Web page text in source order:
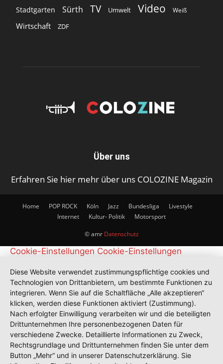
Stadtgarten Sürth TV Umwelt Video Weiß
Wirtschaft ZDF
Über uns
Erfahren Sie hier mehr über uns COLOZINE Magazin
Home POP ROCK Köln Jazz Bundesliga
Livestyle
Internet
Kultur- Politik Motorsport
© amr Datenschutz
Cookie-Einstellungen Cookie-Einstellungen
Diese Website verwendet zustimmungspflichtige cookies und
Technologien von Drittanbietern, um bestimmte Funktionen zu
integrieren. Wenn Sie auf die Schaltfläche „Alle akzeptieren“
klicken, werden diese Funktionen aktiviert (Zustimmung).
Nach erfolgter Einwilligung verarbeiten wir und die beteiligten
Drittunternehmen Ihre personenbezogenen Daten für
verschiedene Zwecke. Detaillierte Informationen zu Zweck,
Rechtsgrundlage und Drittunternehmen finden Sie unter dem
Button „Mehr“ und in unserer Datenschutzerklärung. Sie